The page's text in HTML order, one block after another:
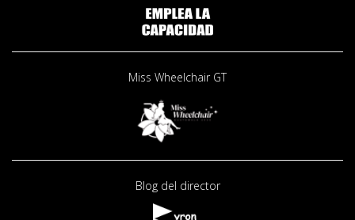
Miss Wheelchair GT
Blog del director